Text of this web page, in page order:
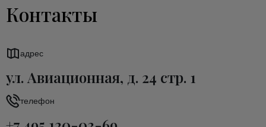
Контакты
адрес
ул. Авиационная, д. 24 стр. 1
телефон